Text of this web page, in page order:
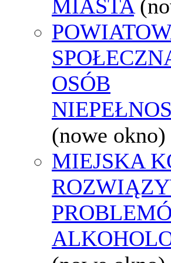
MIASTA
OSÓB
(nowe okno)
MIEJSKA